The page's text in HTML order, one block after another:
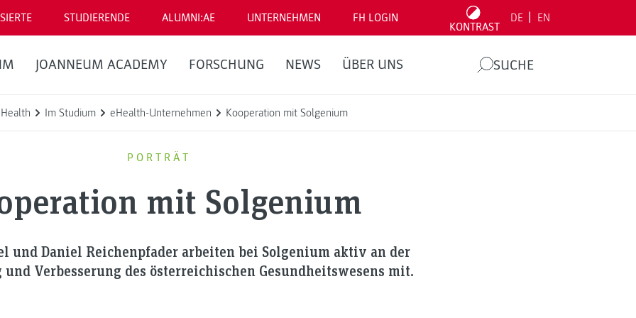
STUDIERENDE ALUMNI:AE UNTERNEHMEN FH LOGIN
KONTRAST
DE EN
JOANNEUM ACADEMY FORSCHUNG NEWS ÜBER UNS SUCHE
Im Studium eHealth-Unternehmen Kooperation mit Solgenium
PORTRÄT
mit Solgenium
und Daniel Reichenpfader arbeiten bei Solgenium aktiv an der
Verbesserung des österreichischen Gesundheitswesens mit.